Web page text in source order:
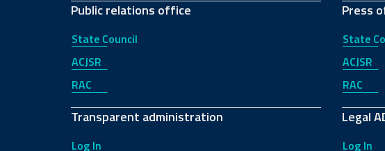
Public relations office
State Council
ACJSR
RAC
Transparent administration
Log In
Press
State
ACJSR
RAC
Legal
Log In